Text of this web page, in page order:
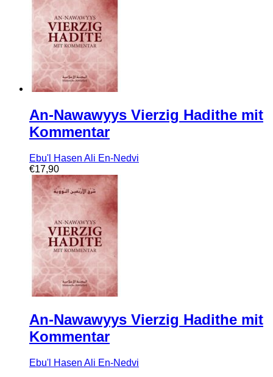
An-Nawawyys Vierzig Hadithe mit
Kommentar
Ebu'l Hasen Ali En-Nedvi
€17,90
An-Nawawyys Vierzig Hadithe mit
Kommentar
Ebu'l Hasen Ali En-Nedvi